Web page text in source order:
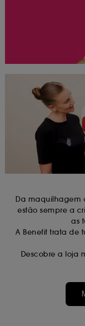
Da maquilhagem
estão sempre a
as
A Benefit trata de
Descobre a loja